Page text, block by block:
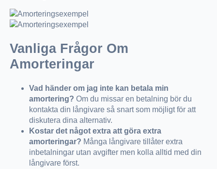
Vanliga Frågor Om
Amorteringar
Vad händer om jag inte kan betala min
amortering? Om du missar en betalning bör du
kontakta din långivare så snart som möjligt för att
diskutera dina alternativ.
Kostar det något extra att göra extra
amorteringar? Många långivare tillåter extra
inbetalningar utan avgifter men kolla alltid med din
långivare först.